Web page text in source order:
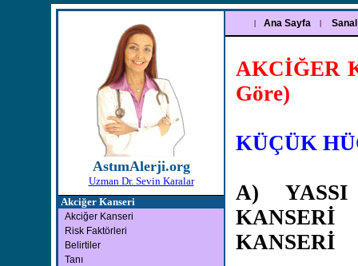
AstımAlerji.org
Uzman Dr. Sevin Karalar
Akciğer Kanseri
Akciğer Kanseri
Risk Faktörleri
Belirtiler
Tanı
| Ana Sayfa |
AKCİĞER
Göre)
KÜÇÜK
A)
KANSERİ